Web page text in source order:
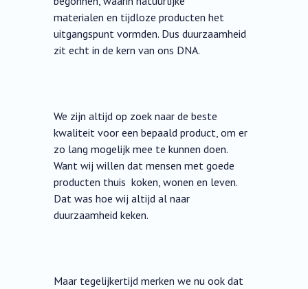
materialen en tijdloze producten het
uitgangspunt vormden. Dus duurzaamheid
zit echt in de kern van ons DNA.
We zijn altijd op zoek naar de beste
kwaliteit voor een bepaald product, om er
zo lang mogelijk mee te kunnen doen.
Want wij willen dat mensen met goede
producten thuis koken, wonen en leven.
Dat was hoe wij altijd al naar
duurzaamheid keken.
Maar tegelijkertijd merken we nu ook dat